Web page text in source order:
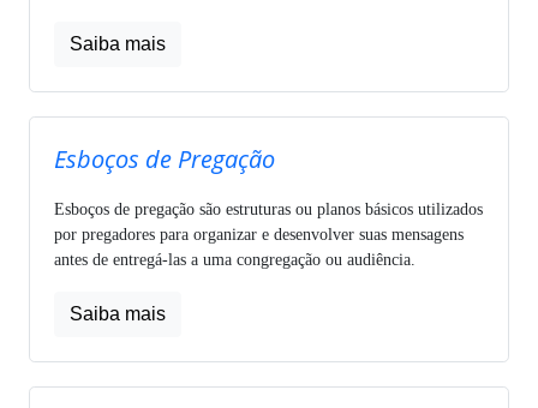
Saiba mais
Esboços de Pregação
Esboços de pregação são estruturas ou planos básicos utilizados
por pregadores para organizar e desenvolver suas mensagens
antes de entregá-las a uma congregação ou audiência.
Saiba mais